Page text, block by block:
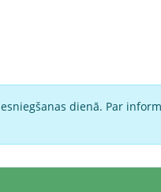
dienā. Par